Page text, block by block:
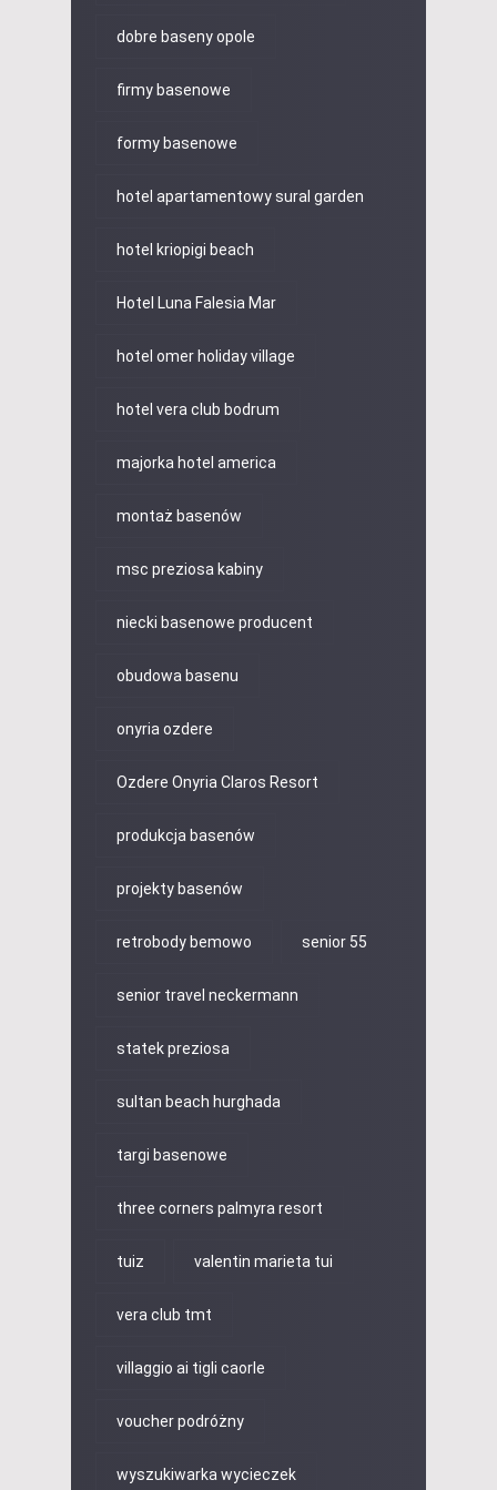
dobre baseny opole
firmy basenowe
formy basenowe
hotel apartamentowy sural garden
hotel kriopigi beach
Hotel Luna Falesia Mar
hotel omer holiday village
hotel vera club bodrum
majorka hotel america
montaż basenów
msc preziosa kabiny
niecki basenowe producent
obudowa basenu
onyria ozdere
Ozdere Onyria Claros Resort
produkcja basenów
projekty basenów
retrobody bemowo senior 55
senior travel neckermann
statek preziosa
sultan beach hurghada
targi basenowe
three corners palmyra resort
tuiz valentin marieta tui
vera club tmt
villaggio ai tigli caorle
voucher podróżny
wyszukiwarka wycieczek